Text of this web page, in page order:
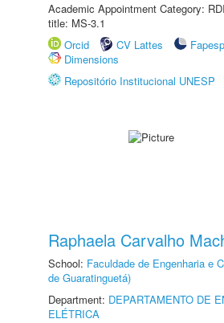
Academic Appointment Category:
title: MS-3.1
Orcid
CV Lattes
Fapesp
Dimensions
Repositório Institucional UNESP
Raphaela Carvalho
School: Faculdade de Engenharia e
de Guaratinguetá)
Department: DEPARTAMENTO DE
ELÉTRICA